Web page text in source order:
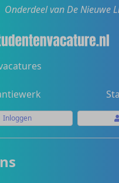
Onderdeel van De Nieuwe
Inloggen